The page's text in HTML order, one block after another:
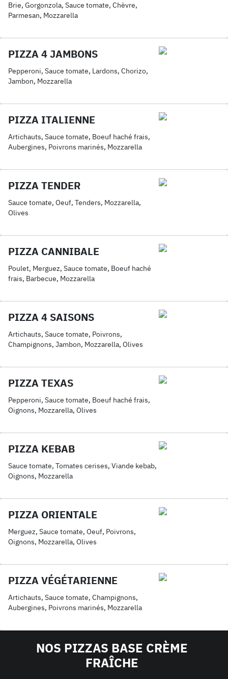
Brie, Gorgonzola, Sauce tomate, Chèvre,
Parmesan, Mozzarella
PIZZA 4 JAMBONS
Pepperoni, Sauce tomate, Lardons, Chorizo,
Jambon, Mozzarella
PIZZA ITALIENNE
Artichauts, Sauce tomate, Boeuf haché frais,
Aubergines, Poivrons marinés, Mozzarella
PIZZA TENDER
Sauce tomate, Oeuf, Tenders, Mozzarella,
Olives
PIZZA CANNIBALE
Poulet, Merguez, Sauce tomate, Boeuf haché
frais, Barbecue, Mozzarella
PIZZA 4 SAISONS
Artichauts, Sauce tomate, Poivrons,
Champignons, Jambon, Mozzarella, Olives
PIZZA TEXAS
Pepperoni, Sauce tomate, Boeuf haché frais,
Oignons, Mozzarella, Olives
PIZZA KEBAB
Sauce tomate, Tomates cerises, Viande kebab,
Oignons, Mozzarella
PIZZA ORIENTALE
Merguez, Sauce tomate, Oeuf, Poivrons,
Oignons, Mozzarella, Olives
PIZZA VÉGÉTARIENNE
Artichauts, Sauce tomate, Champignons,
Aubergines, Poivrons marinés, Mozzarella
NOS PIZZAS BASE CRÈME
FRAÎCHE